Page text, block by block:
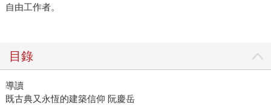
自由工作者。
目錄
導讀
既古典又永恆的建築信仰 阮慶岳